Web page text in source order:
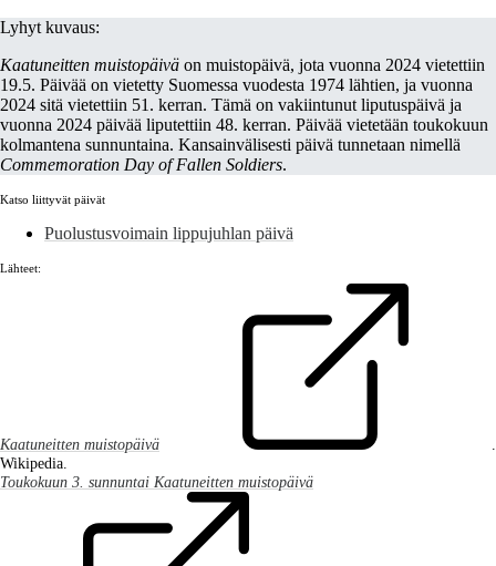
Lyhyt kuvaus:
Kaatuneitten muistopäivä on muistopäivä, jota vuonna 2024 vietettiin
19.5. Päivää on vietetty Suomessa vuodesta 1974 lähtien, ja vuonna
2024 sitä vietettiin 51. kerran. Tämä on vakiintunut liputuspäivä ja
vuonna 2024 päivää liputettiin 48. kerran. Päivää vietetään toukokuun
kolmantena sunnuntaina. Kansainvälisesti päivä tunnetaan nimellä
Commemoration Day of Fallen Soldiers.
Katso liittyvät päivät
Puolustusvoimain lippujuhlan päivä
Lähteet:
Kaatuneitten muistopäivä
Wikipedia.
Toukokuun 3. sunnuntai Kaatuneitten muistopäivä